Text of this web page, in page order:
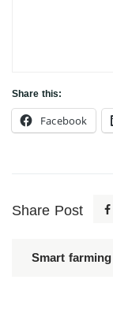
Share this:
Facebook
Share Post
Smart farming